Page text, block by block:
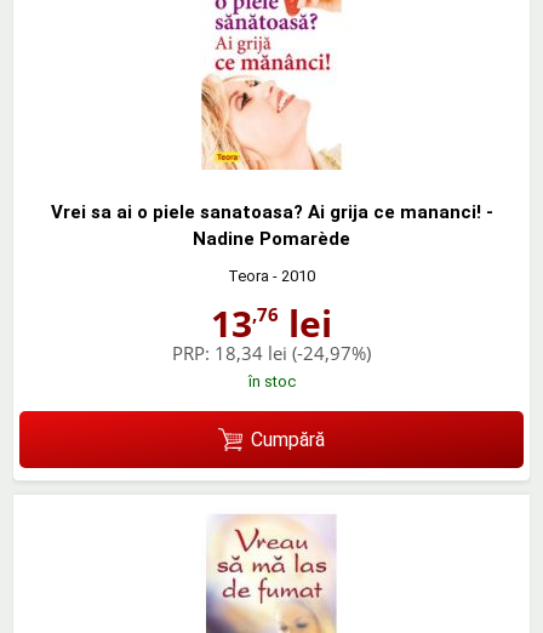
Vrei sa ai o piele sanatoasa? Ai grija ce mananci! -
Nadine Pomarède
Teora - 2010
13,76 lei
PRP: 18,34 lei (-24,97%)
în stoc
Cumpără